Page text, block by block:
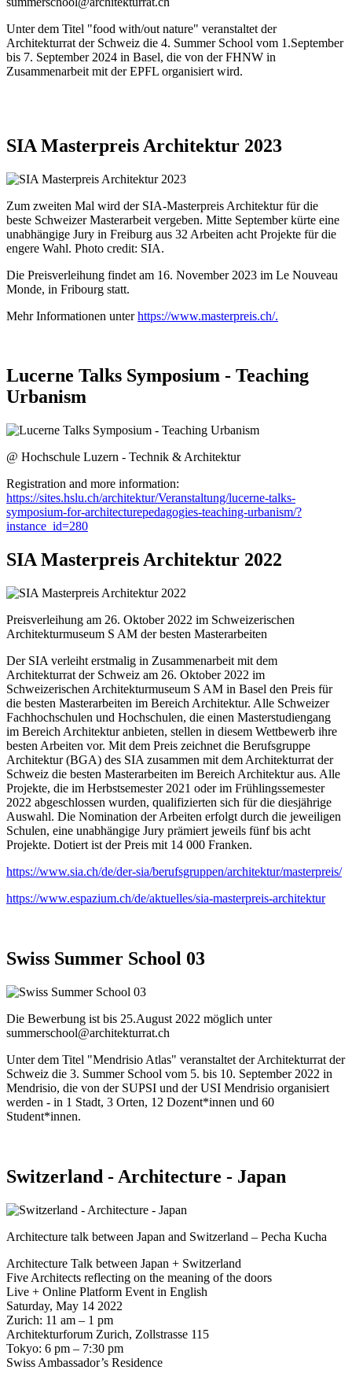
Unter dem Titel "food with/out nature" veranstaltet der
Architekturrat der Schweiz die 4. Summer School vom 1.September
bis 7. September 2024 in Basel, die von der FHNW in
Zusammenarbeit mit der EPFL organisiert wird.
SIA Masterpreis Architektur 2023
Zum zweiten Mal wird der SIA-Masterpreis Architektur für die
beste Schweizer Masterarbeit vergeben. Mitte September kürte eine
unabhängige Jury in Freiburg aus 32 Arbeiten acht Projekte für die
engere Wahl. Photo credit: SIA.
Die Preisverleihung findet am 16. November 2023 im Le Nouveau
Monde, in Fribourg statt.
Mehr Informationen unterhttps://www.masterpreis.ch/.
Lucerne Talks Symposium - Teaching
Urbanism
@ Hochschule Luzern - Technik & Architektur
Registration and more information:
https://sites.hslu.ch/architektur/Veranstaltung/lucerne-talks-
symposium-for-architecturepedagogies-teaching-urbanism/?
instance_id=280
SIA Masterpreis Architektur 2022
Preisverleihung am 26. Oktober 2022 im Schweizerischen
Architekturmuseum S AM der besten Masterarbeiten
Der SIA verleiht erstmalig in Zusammenarbeit mit dem
Architekturrat der Schweiz am 26. Oktober 2022 im
Schweizerischen Architekturmuseum S AM in Basel den Preis für
die besten Masterarbeiten im Bereich Architektur. Alle Schweizer
Fachhochschulen und Hochschulen, die einen Masterstudiengang
im Bereich Architektur anbieten, stellen in diesem Wettbewerb ihre
besten Arbeiten vor. Mit dem Preis zeichnet die Berufsgruppe
Architektur (BGA) des SIA zusammen mit dem Architekturrat der
Schweiz die besten Masterarbeiten im Bereich Architektur aus. Alle
Projekte, die im Herbstsemester 2021 oder im Frühlingssemester
2022 abgeschlossen wurden, qualifizierten sich für die diesjährige
Auswahl. Die Nomination der Arbeiten erfolgt durch die jeweiligen
Schulen, eine unabhängige Jury prämiert jeweils fünf bis acht
Projekte. Dotiert ist der Preis mit 14 000 Franken.
https://www.sia.ch/de/der-sia/berufsgruppen/architektur/masterpreis/
https://www.espazium.ch/de/aktuelles/sia-masterpreis-architektur
Swiss Summer School 03
Die Bewerbung ist bis 25.August 2022 möglich unter
summerschool@architekturrat.ch
Unter dem Titel "Mendrisio Atlas" veranstaltet der Architekturrat der
Schweiz die 3. Summer School vom 5. bis 10. September 2022 in
Mendrisio, die von der SUPSI und der USI Mendrisio organisiert
werden - in 1 Stadt, 3 Orten, 12 Dozent*innen und 60
Student*innen.
Switzerland - Architecture - Japan
Architecture talk between Japan and Switzerland – Pecha Kucha
Architecture Talk between Japan + Switzerland
Five Architects reflecting on the meaning of the doors
Live + Online Platform Event in English
Saturday, May 14 2022
Zurich: 11 am – 1 pm
Architekturforum Zurich, Zollstrasse 115
Tokyo: 6 pm – 7:30 pm
Swiss Ambassador’s Residence